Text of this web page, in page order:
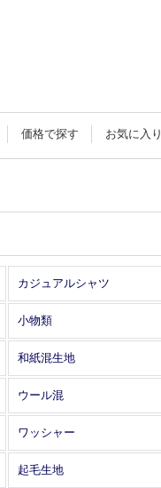
価格で探す お気に入り
カジュアルシャツ
小物類
和紙混生地
ウール混
ワッシャー
起毛生地